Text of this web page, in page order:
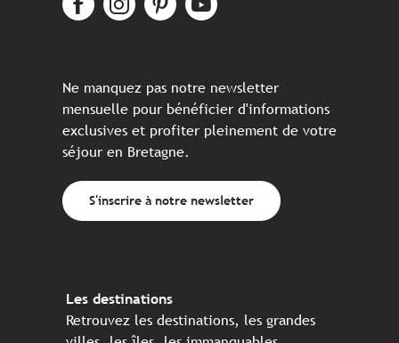
Ne manquez pas notre newsletter
mensuelle pour bénéficier d'informations
exclusives et profiter pleinement de votre
séjour en Bretagne.
S'inscrire à notre newsletter
Les destinations
Retrouvez les destinations, les grandes